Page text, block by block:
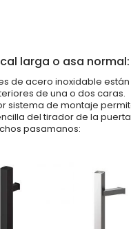
larga o asa normal:
de acero inoxidable
de una o dos caras.
sistema de montaje
del tirador de la
pasamanos: